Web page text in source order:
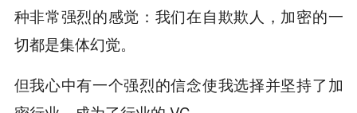
种非常强烈的感觉：我们在自欺欺人，加密的一
切都是集体幻觉。
但我心中有一个强烈的信念使我选择并坚持了加